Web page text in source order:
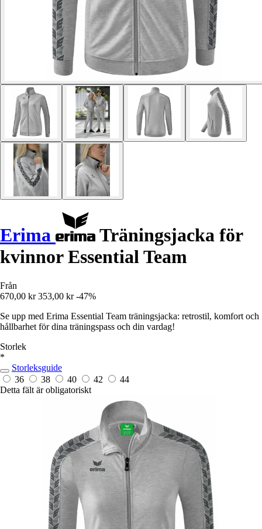
Erima
Träningsjacka för
kvinnor Essential Team
Från
670,00 kr 353,00 kr -47%
Se upp med Erima Essential Team träningsjacka: retrostil, komfort och
hållbarhet för dina träningspass och din vardag!
Storlek
*
Storleksguide
36
38 40 42
44
Detta fält är obligatoriskt